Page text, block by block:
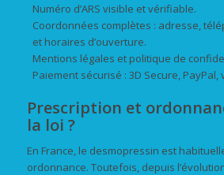
Numéro d’ARS visible et vérifiable.
Coordonnées complètes : adresse,
et horaires d’ouverture.
Mentions légales et politique de
Paiement sécurisé : 3D Secure, PayPal,
Prescription et
la loi ?
En France, le desmopressin est
ordonnance. Toutefois, depuis